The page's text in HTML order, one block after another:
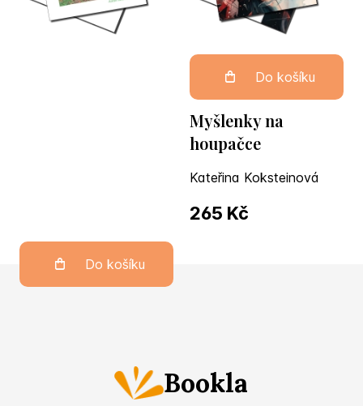
Do košíku
Do košíku
Myšlenky na
houpačce
Kateřina Koksteinová
265 Kč
Bookla